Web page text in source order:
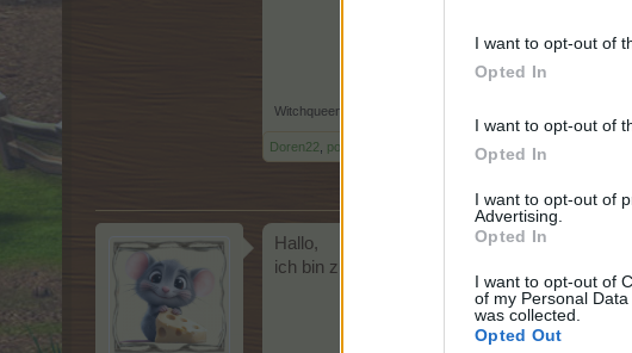
I want to opt-out of
Opted In
I want to opt-out of
Opted In
I want to opt-out of
Advertising.
Opted In
I want to opt-out of
of my Personal
was collected.
Opted Out
Witchqueen75
Doren22 ponerl 5 anderen gefällt dies.
Hallo,
ich bin zum ersten mal hier und finde deine